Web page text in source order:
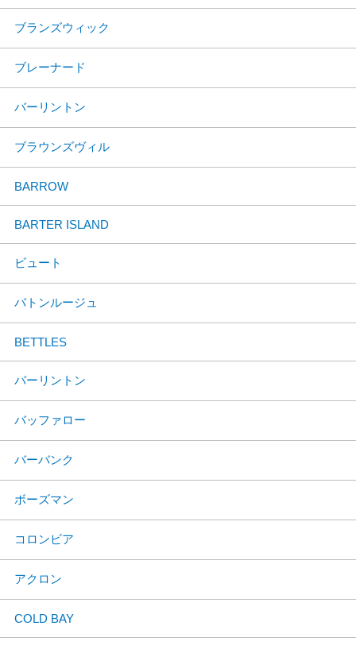
ブランズウィック
ブレーナード
バーリントン
ブラウンズヴィル
BARROW
BARTER ISLAND
ビュート
バトンルージュ
BETTLES
バーリントン
バッファロー
バーバンク
ボーズマン
コロンビア
アクロン
COLD BAY